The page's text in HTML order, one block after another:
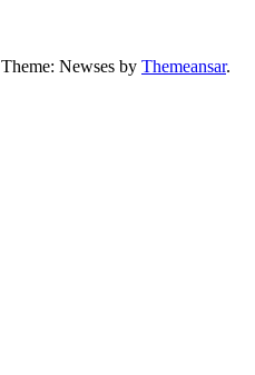
Theme: Newses by Themeansar.